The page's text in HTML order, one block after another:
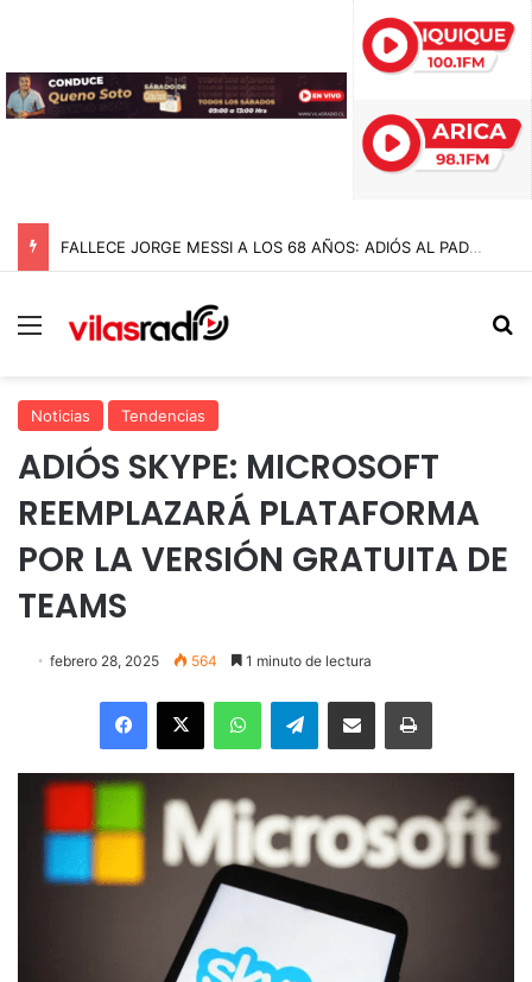
FALLECE JORGE MESSI A LOS 68 AÑOS: ADIÓS AL PADRE Y ARQUITECTO DE LA CARRERA DE LIONEL MESSI
Menú
Noticias Tendencias
ADIÓS SKYPE: MICROSOFT
REEMPLAZARÁ PLATAFORMA
POR LA VERSIÓN GRATUITA DE
TEAMS
febrero 28, 2025 564 1 minuto de lectura
Facebook
X WhatsAppTelegramEnviar vía email Imprimir